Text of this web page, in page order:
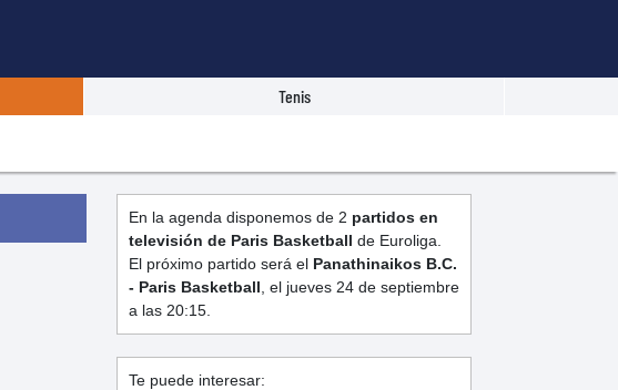
Tenis
En la agenda disponemos de 2 partidos en
televisión de Paris Basketball de Euroliga.
El próximo partido será el Panathinaikos B.C.
- Paris Basketball , el jueves 24 de septiembre
a las 20:15.
Te puede interesar: